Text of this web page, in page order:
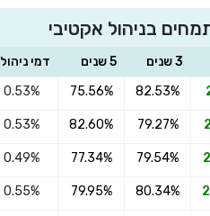
בניהול אקטיבי
3 שנים 5 שנים
דמי ניהול
82.53%
75.56%
0.53%
79.27%
82.60%
0.53%
79.54%
77.34%
0.49%
80.34%
79.95%
0.55%